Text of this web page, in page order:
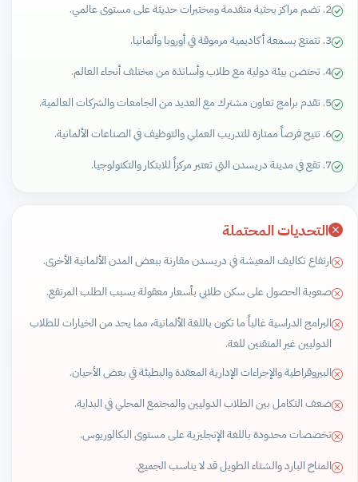
2. تضم مراكز بحثية متقدمة ومختبرات حديثة على مستوى عالمي.
3. تتمتع بسمعة أكاديمية مرموقة في أوروبا وألمانيا.
4. تحتضن بيئة دولية مع طلاب وأساتذة من مختلف أنحاء العالم.
5. تقدم برامج تعاون مشترك مع العديد من الجامعات والشركات العالمية.
6. تتيح فرصاً ممتازة للتدريب العملي والتوظيف في الصناعات الألمانية.
7. تقع في مدينة دريسدن التي تعتبر مركزاً للابتكار والتكنولوجيا.
التحديات المحتملة
ارتفاع تكاليف المعيشة في دريسدن مقارنة ببعض المدن الألمانية الأخرى.
صعوبة الحصول على سكن طلابي بأسعار معقولة بسبب الطلب المرتفع.
البرامج الدراسية غالباً ما تكون باللغة الألمانية، مما يحد من الخيارات للطلاب
الدوليين غير المتقنين للغة.
البيروقراطية والإجراءات الإدارية المعقدة والبطيئة في بعض الأحيان.
ضعف التكامل بين الطلاب الدوليين والمجتمع المحلي في البداية.
تخصصات محدودة باللغة الإنجليزية على مستوى البكالوريوس.
المناخ البارد والشتاء الطويل قد لا يناسب الجميع.